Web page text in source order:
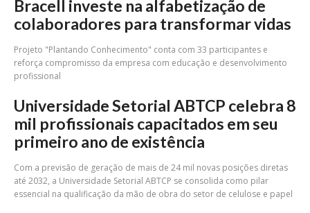
Bracell investe na alfabetização de
colaboradores para transformar vidas
Projeto "Plantando Conhecimento" conta com 33 participantes e
reforça compromisso da empresa com educação e desenvolvimento
profissional
Universidade Setorial ABTCP celebra 8
mil profissionais capacitados em seu
primeiro ano de existência
Com a previsão de geração de mais de 24 mil novas posições diretas
até 2032, a Universidade Setorial ABTCP se consolida como pilar
essencial na qualificação da mão de obra do setor de celulose e papel